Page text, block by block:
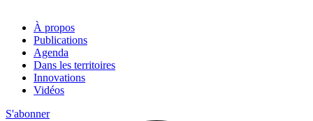
À propos
Publications
Agenda
Dans les territoires
Innovations
Vidéos
S'abonner